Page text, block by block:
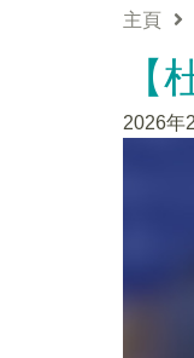
主頁
2026年